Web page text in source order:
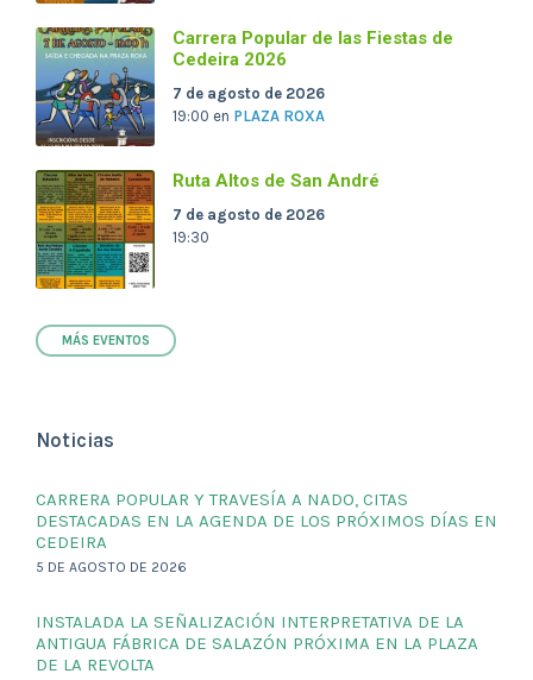
Carrera Popular de las Fiestas de
Cedeira 2026
7 de agosto de 2026
19:00 en PLAZA ROXA
Ruta Altos de San André
7 de agosto de 2026
19:30
MÁS EVENTOS
Noticias
CARRERA POPULAR Y TRAVESÍA A NADO, CITAS
DESTACADAS EN LA AGENDA DE LOS PRÓXIMOS DÍAS EN
CEDEIRA
5 DE AGOSTO DE 2026
INSTALADA LA SEÑALIZACIÓN INTERPRETATIVA DE LA
ANTIGUA FÁBRICA DE SALAZÓN PRÓXIMA EN LA PLAZA
DE LA REVOLTA